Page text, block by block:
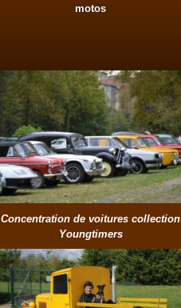
motos
Concentration de voitures collection
Youngtimers